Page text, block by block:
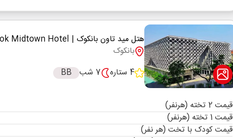
هتل مید تاون بانکوک | Bangkok Midtown Hotel
بانکوک
4 ستاره
7 شب BB
قیمت 2 تخته (هرنفر)
قیمت 1 تخته (هرنفر)
قیمت کودک با تخت (هر نفر)